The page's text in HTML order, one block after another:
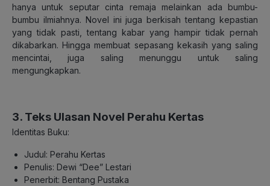
hanya untuk seputar cinta remaja melainkan ada bumbu-
bumbu ilmiahnya. Novel ini juga berkisah tentang kepastian
yang tidak pasti, tentang kabar yang hampir tidak pernah
dikabarkan. Hingga membuat sepasang kekasih yang saling
mencintai, juga saling menunggu untuk saling
mengungkapkan.
3. Teks Ulasan Novel Perahu Kertas
Identitas Buku:
Judul: Perahu Kertas
Penulis: Dewi “Dee” Lestari
Penerbit: Bentang Pustaka